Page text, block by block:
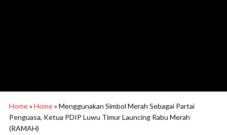
Home» Home» Menggunakan Simbol Merah Sebagai Partai
Penguasa, Ketua PDIP Luwu Timur Launcing Rabu Merah
(RAMAH)